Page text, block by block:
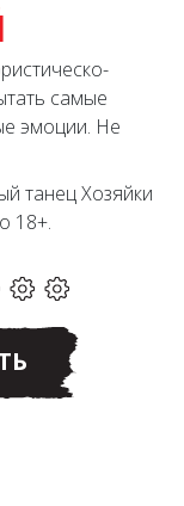
самые
эмоции. Не
танец Хозяйки
18+.